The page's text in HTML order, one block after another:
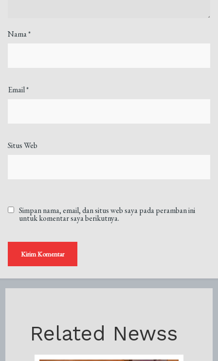
Nama*
Email*
Situs Web
Simpan nama, email, dan situs web saya pada peramban ini
untuk komentar saya berikutnya.
Related Newss